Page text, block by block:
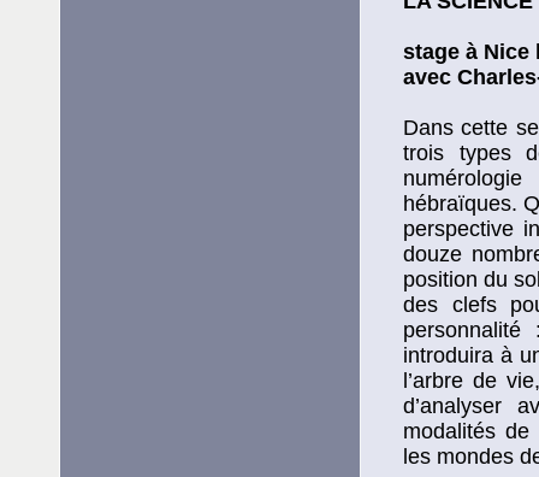
stage à Nice
avec
Dans cette
trois types
hébraïques.
perspective
douze
position du
des clefs
introduira à
l’arbre de
d’analyser
modalités de
les mondes